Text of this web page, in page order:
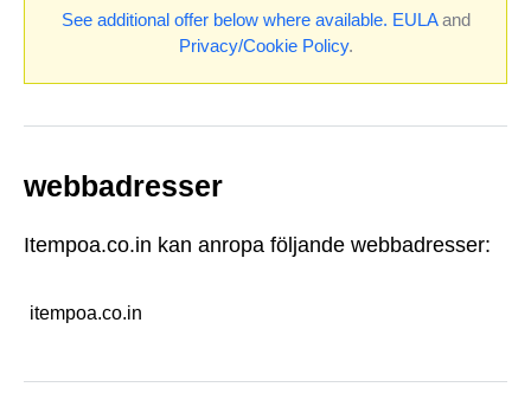
See additional offer below where available. EULAand
Privacy/Cookie Policy.
webbadresser
Itempoa.co.in kan anropa följande webbadresser:
itempoa.co.in